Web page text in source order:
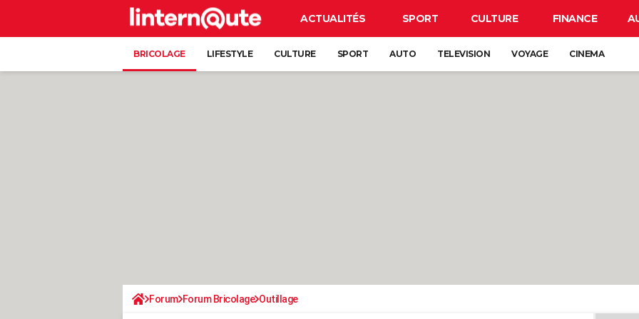
ACTUALITÉS SPORT CULTURE FINANCE
BRICOLAGE LIFESTYLE CULTURE SPORT AUTO TELEVISION VOYAGE CINEMA
Forum Forum Bricolage Outillage